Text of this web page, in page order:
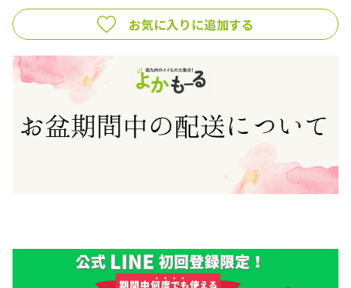
お気に入りに追加する